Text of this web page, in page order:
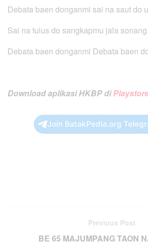
Debata baen donganmi sai na saut do
Sai na tulus do sangkapmu jala
Debata baen donganmi Debata baen
Download aplikasi HKBP di
Join BatakPedia.org
Previous Post
BE 65 MAJUMPANG TAON